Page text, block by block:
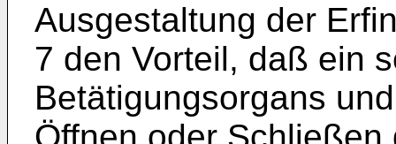
Ausgestaltung der
7 den Vorteil, daß ein
Betätigungsorgans